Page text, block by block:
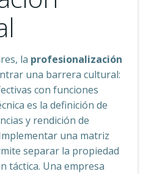
la profesionalización
una barrera cultural:
con funciones
es la definición de
y rendición de
una matriz
separar la propiedad
táctica. Una empresa